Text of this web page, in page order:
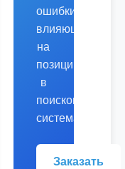
ошибки,
влияющие
на
позиции
в
поисковых
системах.
Заказать